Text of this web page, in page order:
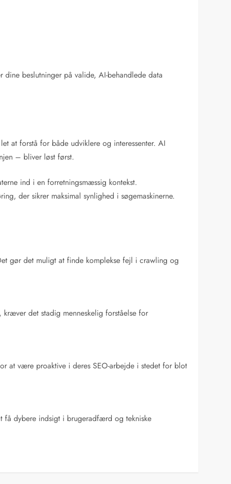
dine beslutninger på valide, AI-behandlede data
at forstå for både udviklere og interessenter. AI
– bliver løst først.
ind i en forretningsmæssig kontekst.
der sikrer maksimal synlighed i søgemaskinerne.
gør det muligt at finde komplekse fejl i crawling og
det stadig menneskelig forståelse for
at være proaktive i deres SEO-arbejde i stedet for blot
få dybere indsigt i brugeradfærd og tekniske